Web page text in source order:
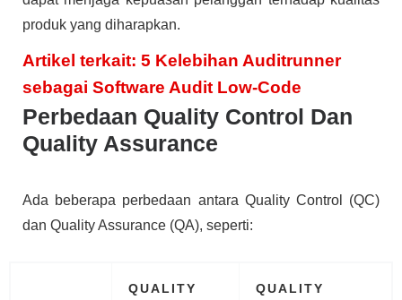
produk yang diharapkan.
Artikel terkait: 5 Kelebihan Auditrunner
sebagai Software Audit Low-Code
Perbedaan Quality Control Dan
Quality Assurance
Ada beberapa perbedaan antara Quality Control (QC)
dan Quality Assurance (QA), seperti:
QUALITY
QUALITY